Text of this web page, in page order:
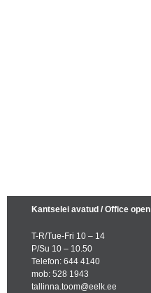
Kantselei avatud / Office open
T-R/Tue-Fri 10 – 14
P/Su 10 – 10.50
Telefon: 644 4140
mob: 528 1943
tallinna.toom@eelk.ee